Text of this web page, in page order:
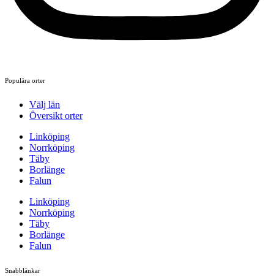
Populära orter
Välj län
Översikt orter
Linköping
Norrköping
Täby
Borlänge
Falun
Linköping
Norrköping
Täby
Borlänge
Falun
Snabblänkar